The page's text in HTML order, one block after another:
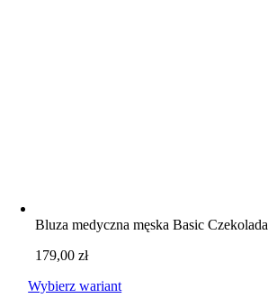
Bluza medyczna męska Basic Czekolada
179,00zł
Wybierz wariant